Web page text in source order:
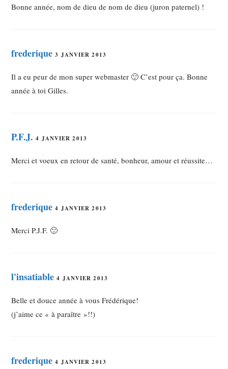
Bonne année, nom de dieu de nom de dieu (juron paternel) !
frederique 3 JANVIER 2013
Il a eu peur de mon super webmaster 🙂 C’est pour ça. Bonne
année à toi Gilles.
P.F.J. 4 JANVIER 2013
Merci et voeux en retour de santé, bonheur, amour et réussite…
frederique 4 JANVIER 2013
Merci P.J.F. 🙂
l'insatiable 4 JANVIER 2013
Belle et douce année à vous Frédérique!
(j’aime ce « à paraître »!!)
frederique 4 JANVIER 2013